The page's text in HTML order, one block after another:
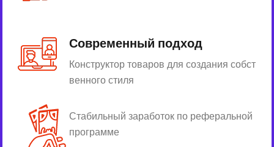
Современный подход
Конструктор товаров для создания собст
венного стиля
Стабильный заработок по реферальной
программе